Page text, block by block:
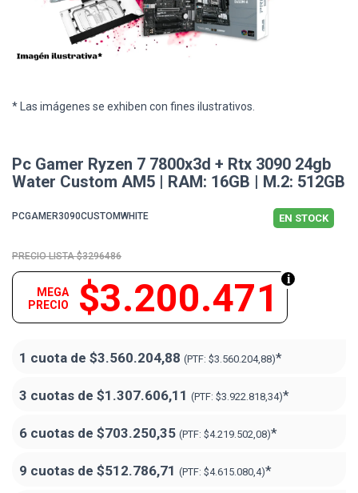
* Las imágenes se exhiben con fines ilustrativos.
Pc Gamer Ryzen 7 7800x3d + Rtx 3090 24gb
Water Custom AM5 | RAM: 16GB | M.2: 512GB
PCGAMER3090CUSTOMWHITE EN STOCK
$3296486
$3.200.471
MEGA
PRECIO
1 cuota de $3.560.204,88 (PTF: $3.560.204,88)*
3 cuotas de $1.307.606,11 (PTF: $3.922.818,34)*
6 cuotas de $703.250,35 (PTF: $4.219.502,08)*
9 cuotas de $512.786,71 (PTF: $4.615.080,4)*